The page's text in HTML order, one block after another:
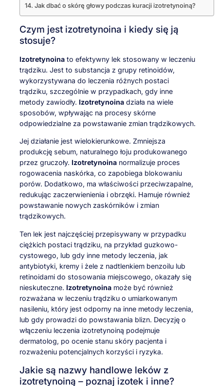
Jak dbać o skórę głowy podczas kuracji izotretynoiną?
Czym jest izotretynoina i kiedy się ją
stosuje?
Izotretynoina to efektywny lek stosowany w leczeniu
trądziku. Jest to substancja z grupy retinoidów,
wykorzystywana do leczenia różnych postaci
trądziku, szczególnie w przypadkach, gdy inne
metody zawiodły. Izotretynoina działa na wiele
sposobów, wpływając na procesy skórne
odpowiedzialne za powstawanie zmian trądzikowych.
Jej działanie jest wielokierunkowe. Zmniejsza
produkcję sebum, naturalnego łoju produkowanego
przez gruczoły. Izotretynoina normalizuje proces
rogowacenia naskórka, co zapobiega blokowaniu
porów. Dodatkowo, ma właściwości przeciwzapalne,
redukując zaczerwienienia i obrzęki. Hamuje również
powstawanie nowych zaskórników i zmian
trądzikowych.
Ten lek jest najczęściej przepisywany w przypadku
ciężkich postaci trądziku, na przykład guzkowo-
cystowego, lub gdy inne metody leczenia, jak
antybiotyki, kremy i żele z nadtlenkiem benzoilu lub
retinoidami do stosowania miejscowego, okazały się
nieskuteczne. Izotretynoina może być również
rozważana w leczeniu trądziku o umiarkowanym
nasileniu, który jest odporny na inne metody leczenia,
lub gdy prowadzi do powstawania blizn. Decyzję o
włączeniu leczenia izotretynoiną podejmuje
dermatolog, po ocenie stanu skóry pacjenta i
rozważeniu potencjalnych korzyści i ryzyka.
Jakie są nazwy handlowe leków z
izotretynoiną – poznaj izotek i inne?